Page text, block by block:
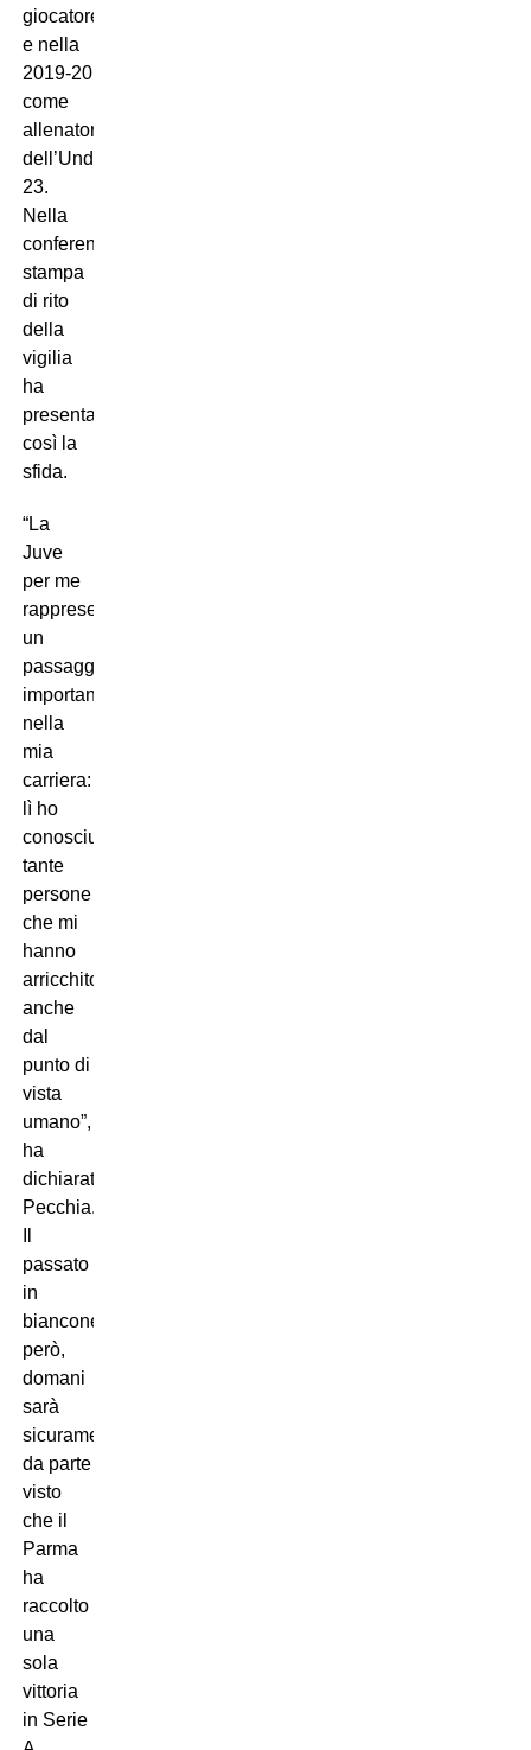
giocatore
e nella
2019-20
come
allenatore
dell’Under
23.
Nella
conferenza
stampa
di rito
della
vigilia
ha
presentato
così la
sfida.
“La
Juve
per me
rappresenta
un
passaggio
importante
nella
mia
carriera:
lì ho
conosciuto
tante
persone
che mi
hanno
arricchito
anche
dal
punto di
vista
umano”,
ha
dichiarato
Pecchia.
passato
in
bianconero,
però,
domani
sarà
sicuramente messo
da parte
visto
che il
Parma
ha
raccolto
una
sola
vittoria
in Serie